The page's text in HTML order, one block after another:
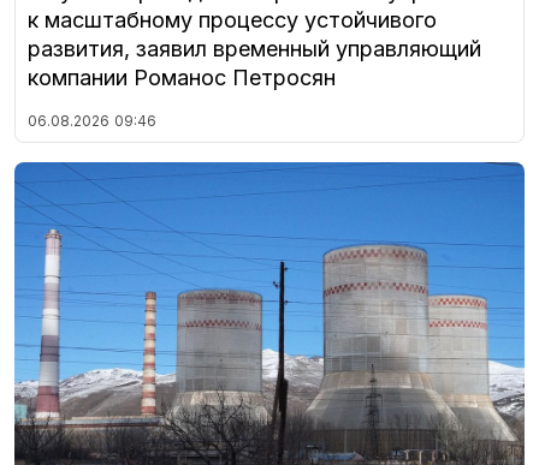
к масштабному процессу устойчивого
развития, заявил временный управляющий
компании Романос Петросян
06.08.2026 09:46